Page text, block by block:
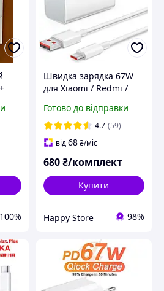
100%
Швидка зарядка 67W
для Xiaomi / Redmi /
+ Кабель Type-C 2м
Готово до відправки
4.7 (59)
від68₴/міс
680₴/комплект
Купити
Happy Store 98%